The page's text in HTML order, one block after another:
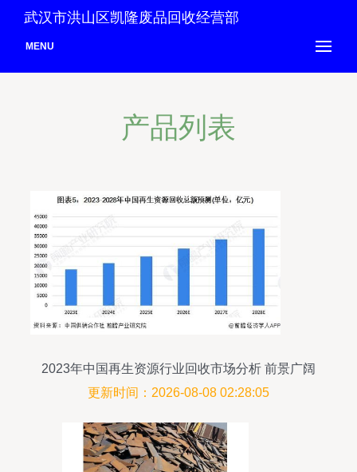
武汉市洪山区凯隆废品回收经营部
MENU
产品列表
2023年中国再生资源行业回收市场分析 前景广阔
的发展机遇
更新时间：2026-08-08 02:28:05